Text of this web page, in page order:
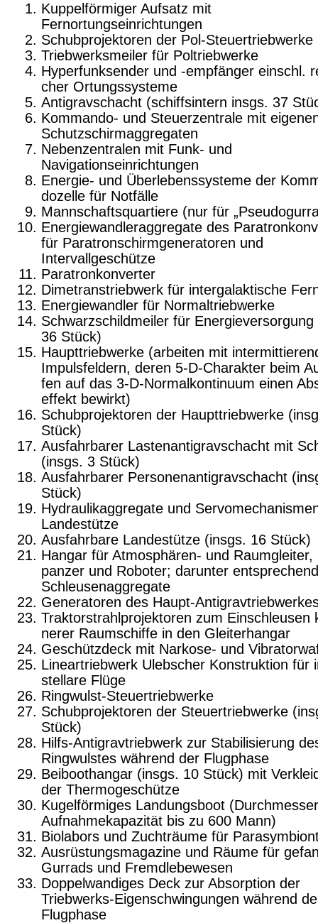
Kuppelförmiger Aufsatz mit
Fernortungseinrichtungen
Schubprojektoren der Pol-Steuertriebwerke
Triebwerksmeiler für Poltriebwerke
Hyperfunksender und -empfänger einschl.
cher Ortungssysteme
Antigravschacht (schiffsintern insgs. 37
Kommando- und Steuerzentrale mit
Schutzschirmaggregaten
Nebenzentralen mit Funk- und
Navigationseinrichtungen
Energie- und Überlebenssysteme der
dozelle für Notfälle
Mannschaftsquartiere (nur für
Energiewandleraggregate des
für Paratronschirmgeneratoren und
Intervallgeschütze
Paratronkonverter
Dimetranstriebwerk für intergalaktische
Energiewandler für Normaltriebwerke
Schwarzschildmeiler für Energieversorgung
36 Stück)
Haupttriebwerke (arbeiten mit
Impulsfeldern, deren 5-D-Charakter beim
fen auf das 3-D-Normalkontinuum einen
effekt bewirkt)
Schubprojektoren der Haupttriebwerke
Stück)
Ausfahrbarer Lastenantigravschacht mit
(insgs. 3 Stück)
Ausfahrbarer Personenantigravschacht
Stück)
Hydraulikaggregate und
Landestütze
Ausfahrbare Landestütze (insgs. 16 Stück)
Hangar für Atmosphären- und
panzer und Roboter; darunter
Schleusenaggregate
Generatoren des Haupt-
Traktorstrahlprojektoren zum Einschleusen
nerer Raumschiffe in den Gleiterhangar
Geschützdeck mit Narkose- und
Lineartriebwerk Ulebscher Konstruktion für
stellare Flüge
Ringwulst-Steuertriebwerke
Schubprojektoren der Steuertriebwerke
Stück)
Hilfs-Antigravtriebwerk zur Stabilisierung
Ringwulstes während der Flugphase
Beiboothangar (insgs. 10 Stück) mit
der Thermogeschütze
Kugelförmiges Landungsboot
Aufnahmekapazität bis zu 600 Mann)
Biolabors und Zuchträume für
Ausrüstungsmagazine und Räume für
Gurrads und Fremdlebewesen
Doppelwandiges Deck zur Absorption der
Triebwerks-Eigenschwingungen während
Flugphase